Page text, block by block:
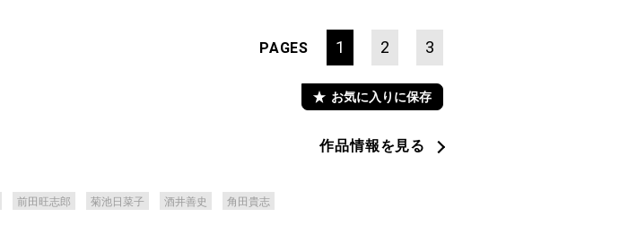
PAGES 1 2 3
お気に入りに保存
前田旺志郎 菊池日菜子 酒井善史 角田貴志
作品情報を見る